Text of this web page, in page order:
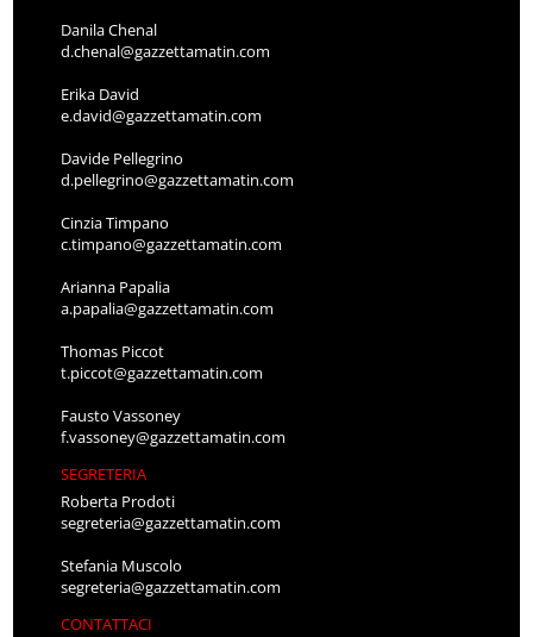
Danila Chenal
d.chenal@gazzettamatin.com
Erika David
e.david@gazzettamatin.com
Davide Pellegrino
d.pellegrino@gazzettamatin.com
Cinzia Timpano
c.timpano@gazzettamatin.com
Arianna Papalia
a.papalia@gazzettamatin.com
Thomas Piccot
t.piccot@gazzettamatin.com
Fausto Vassoney
f.vassoney@gazzettamatin.com
SEGRETERIA
Roberta Prodoti
segreteria@gazzettamatin.com
Stefania Muscolo
segreteria@gazzettamatin.com
CONTATTACI